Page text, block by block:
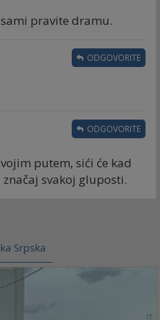
pravite dramu.
ODGOVORITE
putem, sići će kad
svakoj gluposti.
ODGOVORITE
Srpska